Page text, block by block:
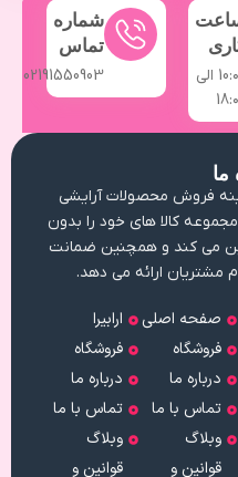
10:۰۰ الی
شماره
تماس
02191550903
صفحه اصلی
فروشگاه
درباره ما
تماس با ما
وبلاگ
قوانین و
ارابیرا
فروشگاه
درباره ما
تماس با ما
وبلاگ
قوانین و
ما
را از سال ۱۳۹۸ در زمینه فروش محصولات آرایشی
کالا های خود را بدون
می کند و همچنین ضمانت
مشتریان ارائه می دهد.